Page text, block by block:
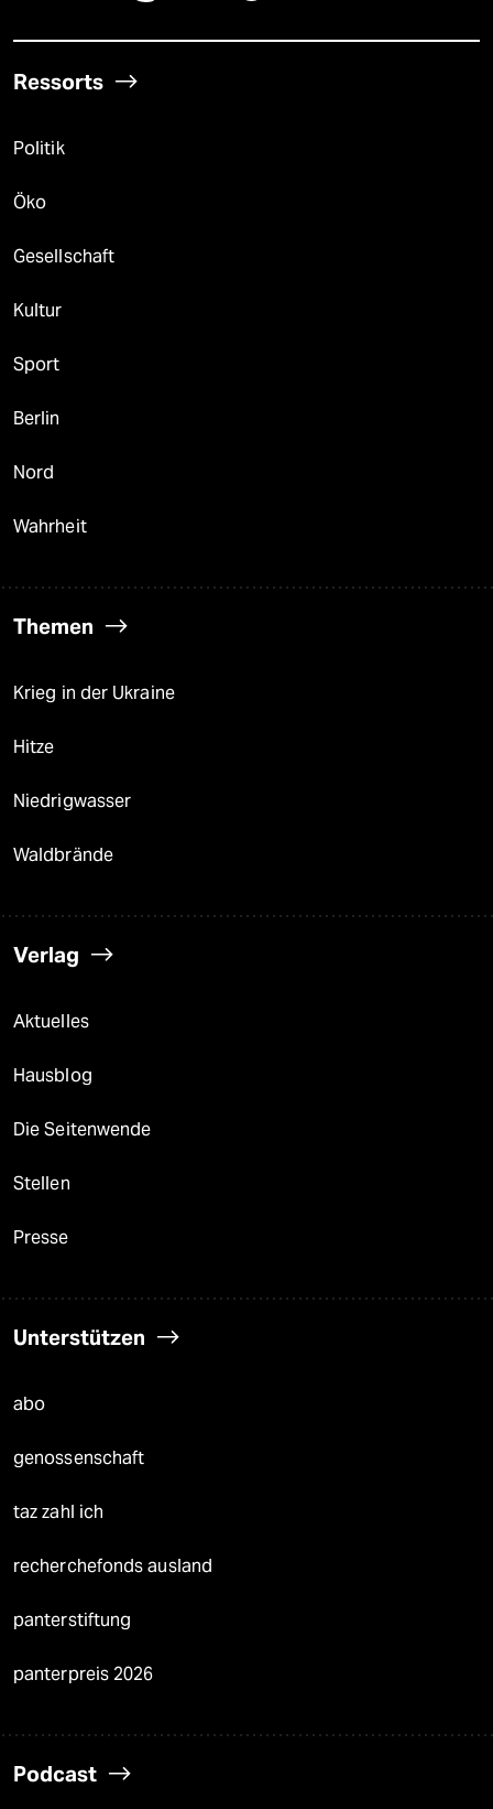
Ressorts
Politik
Öko
Gesellschaft
Kultur
Sport
Berlin
Nord
Wahrheit
Themen
Krieg in der Ukraine
Hitze
Niedrigwasser
Waldbrände
Verlag
Aktuelles
Hausblog
Die Seitenwende
Stellen
Presse
Unterstützen
abo
genossenschaft
taz zahl ich
recherchefonds ausland
panterstiftung
panterpreis 2026
Podcast